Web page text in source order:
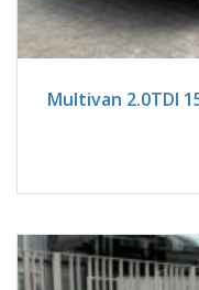
Multivan 2.0TDI